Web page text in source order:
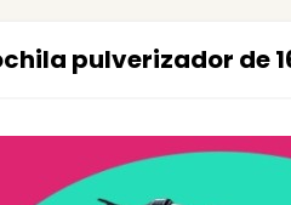
pulverizador de